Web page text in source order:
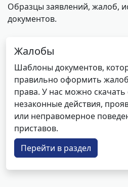
Образцы заявлений, жалоб,
документов.
Жалобы
Шаблоны документов,
правильно оформить
права. У нас можно
незаконные действия,
или неправомерное
приставов.
Перейти в раздел